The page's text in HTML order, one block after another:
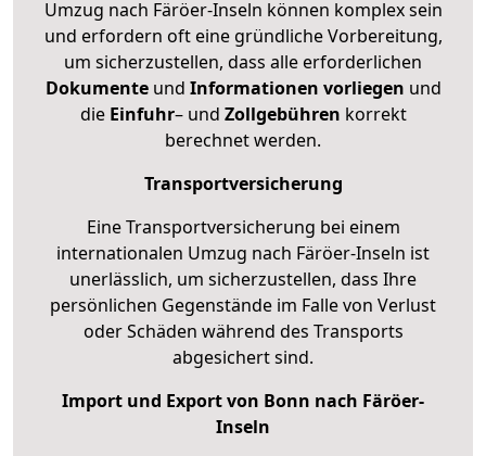
Umzug nach Färöer-Inseln können komplex sein
und erfordern oft eine gründliche Vorbereitung,
um sicherzustellen, dass alle erforderlichen
Dokumenteund Informationen vorliegen und
die Einfuhr– und Zollgebühren korrekt
berechnet werden.
Transportversicherung
Eine Transportversicherung bei einem
internationalen Umzug nach Färöer-Inseln ist
unerlässlich, um sicherzustellen, dass Ihre
persönlichen Gegenstände im Falle von Verlust
oder Schäden während des Transports
abgesichert sind.
Import und Export von Bonn nach Färöer-
Inseln